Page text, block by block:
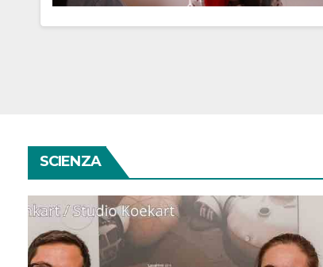
SCIENZA